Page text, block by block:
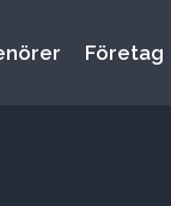
Företag